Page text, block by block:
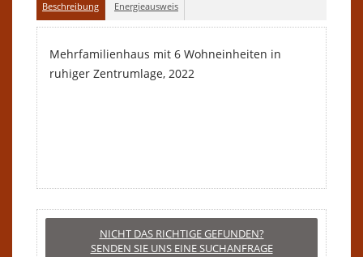
Beschreibung Energieausweis
Mehrfamilienhaus mit 6 Wohneinheiten in
ruhiger Zentrumlage, 2022
NICHT DAS RICHTIGE GEFUNDEN?
SENDEN SIE UNS EINE SUCHANFRAGE